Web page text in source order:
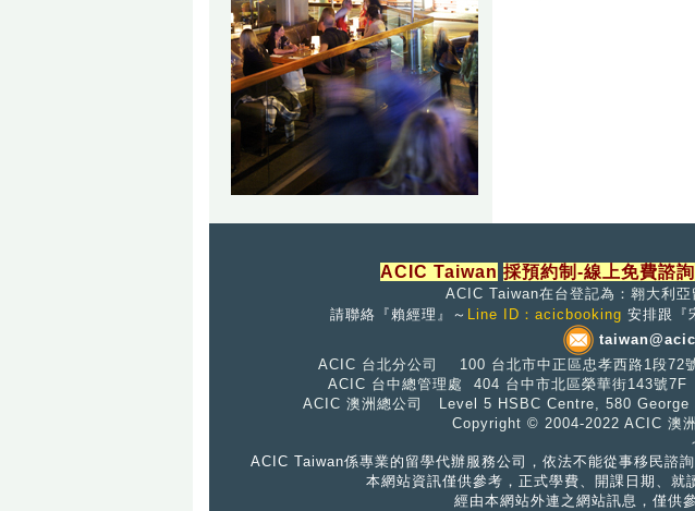
ACIC Taiwan 採預約制-線上免費諮詢
ACIC Taiwan在台登記為：翱大利
請聯絡『賴經理』 ～ Line ID：acicbooking 安排跟『
ACIC 台北分公司 100 台北市中正區忠孝西路1段72
ACIC 台中總管理處 404 台中市北區榮華街143號
ACIC 澳洲總公司 Level 5 HSBC Centre, 580
Copyright © 2004-2022 ACIC 澳
ACIC Taiwan係專業的留學代辦服務公司，依法不能從事移民諮
本網站資訊僅供參考，正式學費、開課日期、就
經由本網站外連之網站訊息，僅供